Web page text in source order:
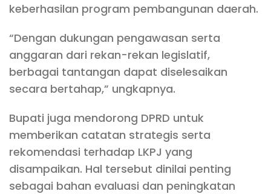
keberhasilan program pembangunan daerah.
“Dengan dukungan pengawasan serta
anggaran dari rekan-rekan legislatif,
berbagai tantangan dapat diselesaikan
secara bertahap,” ungkapnya.
Bupati juga mendorong DPRD untuk
memberikan catatan strategis serta
rekomendasi terhadap LKPJ yang
disampaikan. Hal tersebut dinilai penting
sebagai bahan evaluasi dan peningkatan